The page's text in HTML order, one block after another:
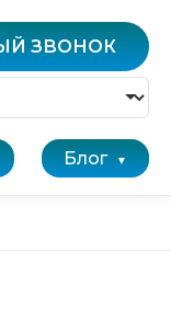
ЗВОНОК
Блог